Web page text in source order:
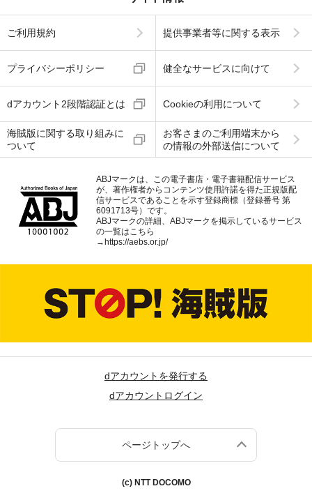
ご利用規約 提供事業者等に関する表示
プライバシーポリシー 健全なサービスに向けて
dアカウント2段階認証とは Cookieの利用について
海賊版に関する取り組みに
ついて
お客さまのご利用端末から
の情報の外部送信について
ABJマークは、この電子書店・電子書籍配信サービス
が、著作権者からコンテンツ使用許諾を得た正規版配
信サービスであることを示す登録商標（登録番号 第
6091713号）です。
ABJマークの詳細、ABJマークを掲示しているサービス
の一覧はこちら
→https://aebs.or.jp/
dアカウントを発行する
dアカウントログイン
ページトップへ
(c) NTT DOCOMO